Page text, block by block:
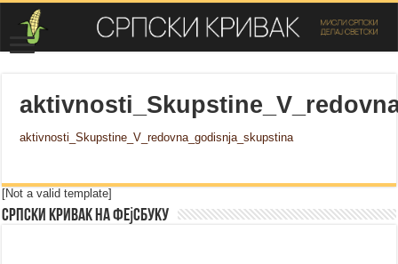
aktivnosti_Skupstine_V_redovna_godisnja_skupstina
[Not a valid template]
Српски Кривак на Фејсбуку